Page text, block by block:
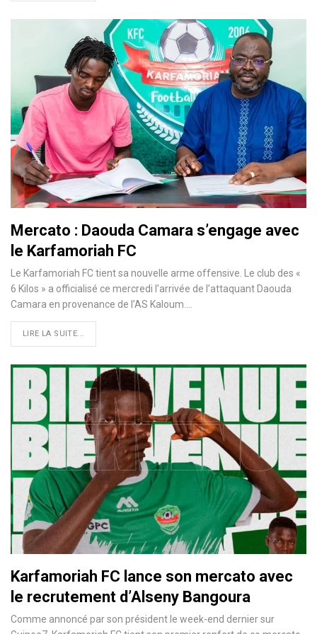
Mercato : Daouda Camara s’engage avec
le Karfamoriah FC
Le Karfamoriah FC tient sa nouvelle arme offensive. Le club des «
6 Kilos » a officialisé ce mercredi l’arrivée de l’attaquant Daouda
Camara en provenance de l’AS Kaloum.…
LIRE LA SUITE...
Karfamoriah FC lance son mercato avec
le recrutement d’Alseny Bangoura
Comme annoncé par son président le week-end dernier sur